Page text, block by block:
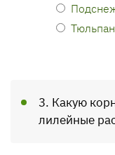
Тюльпан
3. Какую
лилейные